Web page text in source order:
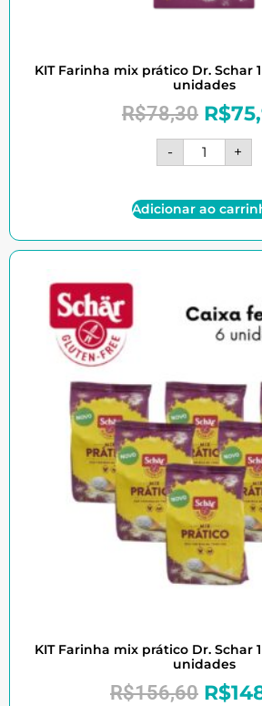
KIT Farinha mix prático Dr. Schar
unidades
R$78,30 R$
- +
Adicionar ao
KIT Farinha mix prático Dr. Schar
unidades
R$156,60 R$